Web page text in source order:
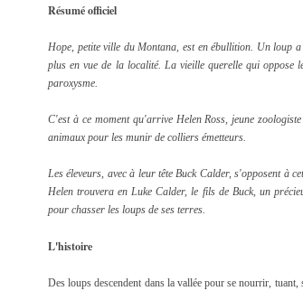
Résumé officiel
Hope, petite ville du Montana, est en ébullition. Un loup
plus en vue de la localité. La vieille querelle qui oppose
paroxysme.
C'est à ce moment qu'arrive Helen Ross, jeune
animaux pour les munir de colliers émetteurs.
Les éleveurs, avec à leur tête Buck Calder, s'opposent à
Helen trouvera en Luke Calder, le fils de Buck, un
pour chasser les loups de ses terres.
L'histoire
Des loups descendent dans la vallée pour se nourrir,